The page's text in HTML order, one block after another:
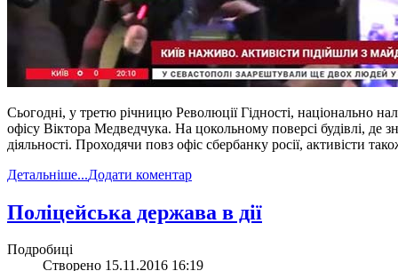
Сьогодні, у третю річницю Революції Гідності, національно
офісу Віктора Медведчука. На цокольному поверсі будівлі,
діяльності. Проходячи повз офіс сбербанку росії, активісти
Детальніше...Додати коментар
​Поліцейська держава в дії
Подробиці
Створено 15.11.2016 16:19